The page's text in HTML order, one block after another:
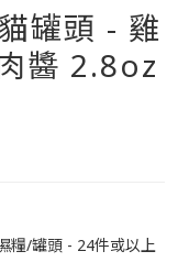
罐頭 - 雞
醬 2.8oz
糧/罐頭 - 24件或以上